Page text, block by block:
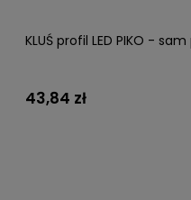
KLUŚ profil LED PIKO -
43,84 zł